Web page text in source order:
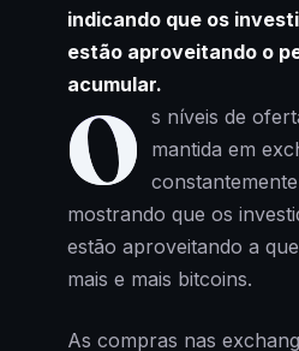
indicando que os
estão aproveitando o
acumular.
O s níveis de
mantida em
mostrando que os
estão aproveitando a
mais e mais bitcoins.
As compras nas